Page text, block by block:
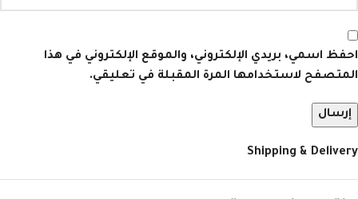
احفظ اسمي، بريدي الإلكتروني، والموقع الإلكتروني في هذا
المتصفح لاستخدامها المرة المقبلة في تعليقي.
Shipping & Delivery